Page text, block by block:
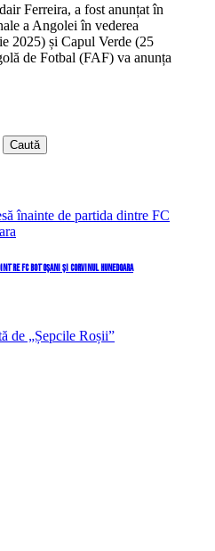
Ferreira, a fost anunțat în
a Angolei în vederea
2025) și Capul Verde (25
de Fotbal (FAF) va anunța
FC Botoșani și Corvinul Hunedoara